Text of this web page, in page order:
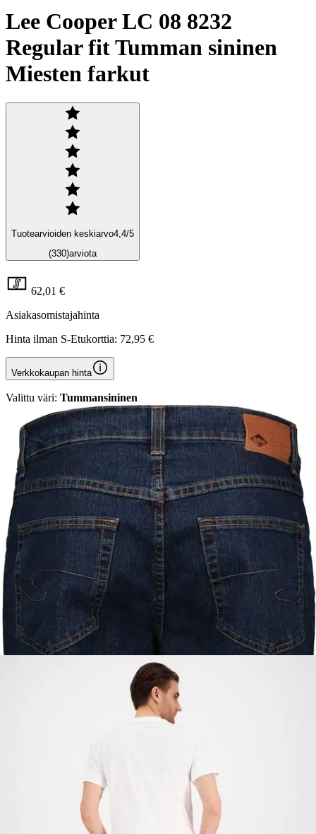
Lee Cooper LC 08 8232
Regular fit Tumman sininen
Miesten farkut
Tuotearvioiden keskiarvo4,4/5
(330)arviota
62,01 €
Asiakasomistajahinta
Hinta ilman S-Etukorttia: 72,95 €
Verkkokaupan hinta
Valittu väri: Tummansininen
Tummansininen
Valittu koko: Valitse koko
W29L30
W30L30
W31L30
W32L30
W33L30
Nouto myymälästä
Ilmainen
Siirry valitsemaan myymälä
Toimitus
Kotiin tai noutopisteeseen